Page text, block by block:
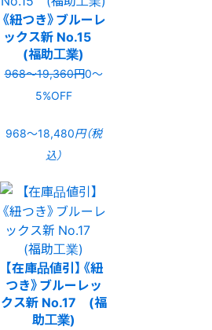
《紐つき》ブルーレ
ックス新 No.15
(福助工業)
968〜19,360円0〜
5%OFF
968〜18,480円（税
込）
【在庫品値引】《紐
つき》ブルーレッ
クス新 No.17 (福
助工業)